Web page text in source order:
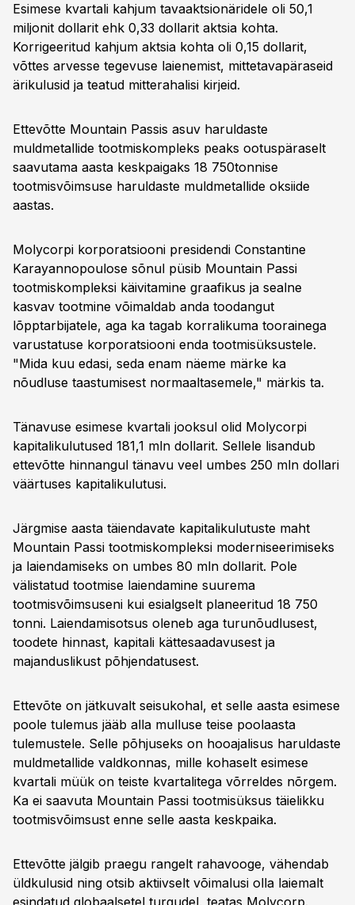
Esimese kvartali kahjum tavaaktsionäridele oli 50,1
miljonit dollarit ehk 0,33 dollarit aktsia kohta.
Korrigeeritud kahjum aktsia kohta oli 0,15 dollarit,
võttes arvesse tegevuse laienemist, mittetavapäraseid
ärikulusid ja teatud mitterahalisi kirjeid.
Ettevõtte Mountain Passis asuv haruldaste
muldmetallide tootmiskompleks peaks ootuspäraselt
saavutama aasta keskpaigaks 18 750tonnise
tootmisvõimsuse haruldaste muldmetallide oksiide
aastas.
Molycorpi korporatsiooni presidendi Constantine
Karayannopoulose sõnul püsib Mountain Passi
tootmiskompleksi käivitamine graafikus ja sealne
kasvav tootmine võimaldab anda toodangut
lõpptarbijatele, aga ka tagab korralikuma toorainega
varustatuse korporatsiooni enda tootmisüksustele.
"Mida kuu edasi, seda enam näeme märke ka
nõudluse taastumisest normaaltasemele," märkis ta.
Tänavuse esimese kvartali jooksul olid Molycorpi
kapitalikulutused 181,1 mln dollarit. Sellele lisandub
ettevõtte hinnangul tänavu veel umbes 250 mln dollari
väärtuses kapitalikulutusi.
Järgmise aasta täiendavate kapitalikulutuste maht
Mountain Passi tootmiskompleksi moderniseerimiseks
ja laiendamiseks on umbes 80 mln dollarit. Pole
välistatud tootmise laiendamine suurema
tootmisvõimsuseni kui esialgselt planeeritud 18 750
tonni. Laiendamisotsus oleneb aga turunõudlusest,
toodete hinnast, kapitali kättesaadavusest ja
majanduslikust põhjendatusest.
Ettevõte on jätkuvalt seisukohal, et selle aasta esimese
poole tulemus jääb alla mulluse teise poolaasta
tulemustele. Selle põhjuseks on hooajalisus haruldaste
muldmetallide valdkonnas, mille kohaselt esimese
kvartali müük on teiste kvartalitega võrreldes nõrgem.
Ka ei saavuta Mountain Passi tootmisüksus täielikku
tootmisvõimsust enne selle aasta keskpaika.
Ettevõtte jälgib praegu rangelt rahavooge, vähendab
üldkulusid ning otsib aktiivselt võimalusi olla laiemalt
esindatud globaalsetel turgudel, teatas Molycorp.